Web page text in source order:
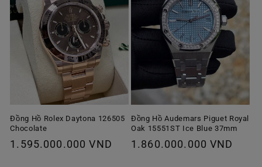
Đồng Hồ Rolex Daytona 126505
Chocolate
Giá
1.595.000.000 VND
Đồng Hồ Audemars Piguet Royal
Oak 15551ST Ice Blue 37mm
Giá
1.860.000.000 VND